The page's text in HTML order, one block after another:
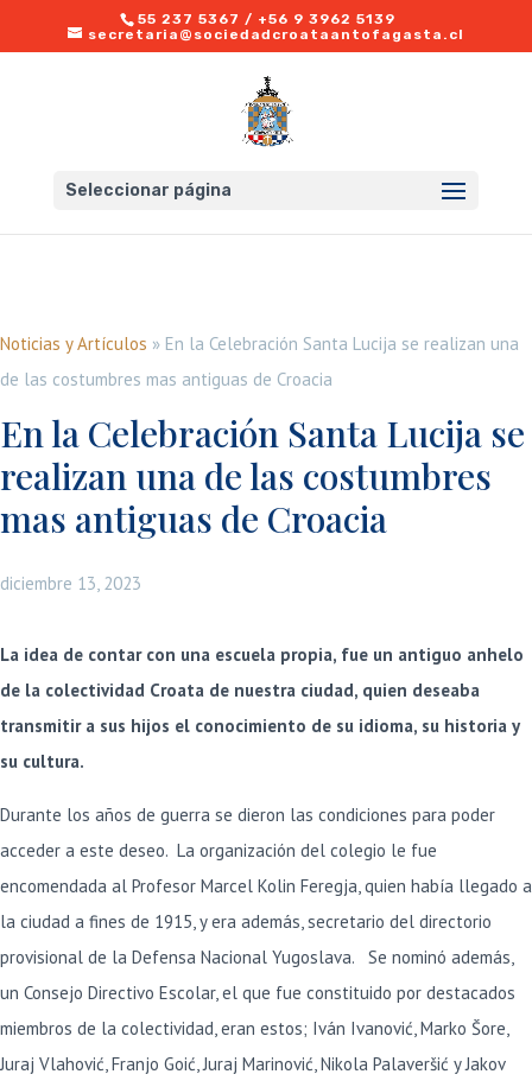
55 237 5367 / +56 9 3962 5139
secretaria@sociedadcroataantofagasta.cl
Seleccionar página
Noticias y Artículos » En la Celebración Santa Lucija se realizan una
de las costumbres mas antiguas de Croacia
En la Celebración Santa Lucija se
realizan una de las costumbres
mas antiguas de Croacia
diciembre 13, 2023
La idea de contar con una escuela propia, fue un antiguo anhelo
de la colectividad Croata de nuestra ciudad, quien deseaba
transmitir a sus hijos el conocimiento de su idioma, su historia y
su cultura.
Durante los años de guerra se dieron las condiciones para poder
acceder a este deseo. La organización del colegio le fue
encomendada al Profesor Marcel Kolin Feregja, quien había llegado a
la ciudad a fines de 1915, y era además, secretario del directorio
provisional de la Defensa Nacional Yugoslava. Se nominó además,
un Consejo Directivo Escolar, el que fue constituido por destacados
miembros de la colectividad, eran estos; Iván Ivanović, Marko Šore,
Juraj Vlahović, Franjo Goić, Juraj Marinović, Nikola Palaveršić y Jakov